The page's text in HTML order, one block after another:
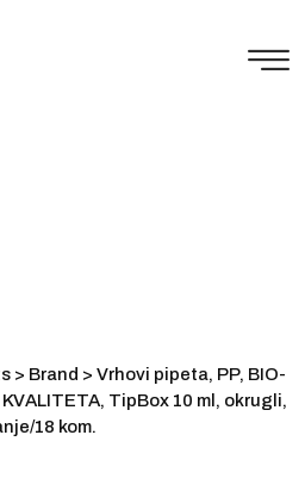
> Brand > Vrhovi pipeta, PP, BIO-
TipBox 10 ml, okrugli,
18 kom.